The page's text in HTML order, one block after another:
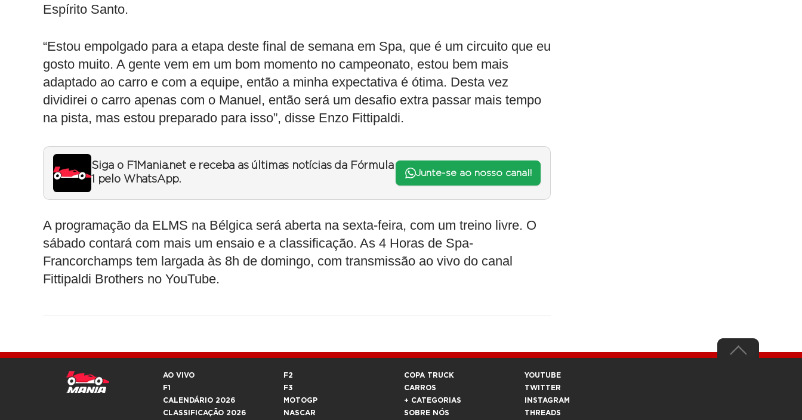
Espírito Santo.
“Estou empolgado para a etapa deste final de semana em Spa, que é um circuito que eu
gosto muito. A gente vem em um bom momento no campeonato, estou bem mais
adaptado ao carro e com a equipe, então a minha expectativa é ótima. Desta vez
dividirei o carro apenas com o Manuel, então será um desafio extra passar mais tempo
na pista, mas estou preparado para isso”, disse Enzo Fittipaldi.
Siga o F1Mania.net e receba as últimas notícias da Fórmula
1 pelo WhatsApp.
Junte-se ao nosso canal!
A programação da ELMS na Bélgica será aberta na sexta-feira, com um treino livre. O
sábado contará com mais um ensaio e a classificação. As 4 Horas de Spa-
Francorchamps tem largada às 8h de domingo, com transmissão ao vivo do canal
Fittipaldi Brothers no YouTube.
AO VIVO
F1
CALENDÁRIO 2026
CLASSIFICAÇÃO 2026
F2
F3
MOTOGP
NASCAR
COPA TRUCK
CARROS
+ CATEGORIAS
SOBRE NÓS
YOUTUBE
TWITTER
INSTAGRAM
THREADS